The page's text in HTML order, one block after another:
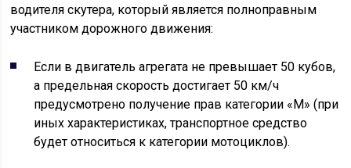
водителя скутера, который является полноправным
участником дорожного движения:
Если в двигатель агрегата не превышает 50 кубов,
а предельная скорость достигает 50 км/ч
предусмотрено получение прав категории «М» (при
иных характеристиках, транспортное средство
будет относиться к категории мотоциклов).